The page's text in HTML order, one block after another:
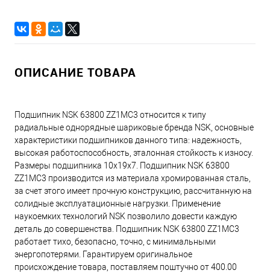
ОПИСАНИЕ ТОВАРА
Подшипник NSK 63800 ZZ1MC3 относится к типу
радиальные однорядные шариковые бренда NSK, основные
характеристики подшипников данного типа: надежность,
высокая работоспособность, эталонная стойкость к износу.
Размеры подшипника 10x19x7. Подшипник NSK 63800
ZZ1MC3 производится из материала хромированная сталь,
за счет этого имеет прочную конструкцию, рассчитанную на
солидные эксплуатационные нагрузки. Применение
наукоемких технологий NSK позволило довести каждую
деталь до совершенства. Подшипник NSK 63800 ZZ1MC3
работает тихо, безопасно, точно, с минимальными
энергопотерями. Гарантируем оригинальное
происхождение товара, поставляем поштучно от 400.00